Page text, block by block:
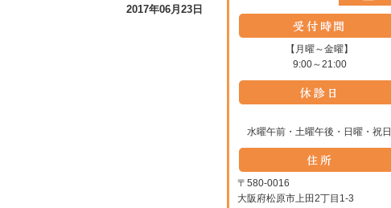
2017年06月23日
【月曜～金曜】
9:00～21:00
水曜午前・土曜午後・日曜・祝日
〒580-0016
大阪府松原市上田2丁目1-3